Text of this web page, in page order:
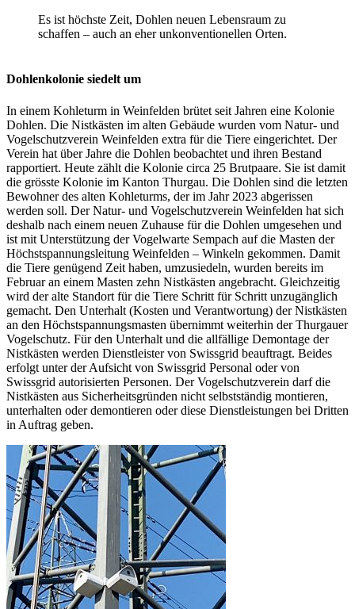
Es ist höchste Zeit, Dohlen neuen Lebensraum zu
schaffen – auch an eher unkonventionellen Orten.
Dohlenkolonie siedelt um
In einem Kohleturm in Weinfelden brütet seit Jahren eine Kolonie
Dohlen. Die Nistkästen im alten Gebäude wurden vom Natur- und
Vogelschutzverein Weinfelden extra für die Tiere eingerichtet. Der
Verein hat über Jahre die Dohlen beobachtet und ihren Bestand
rapportiert. Heute zählt die Kolonie circa 25 Brutpaare. Sie ist damit
die grösste Kolonie im Kanton Thurgau. Die Dohlen sind die letzten
Bewohner des alten Kohleturms, der im Jahr 2023 abgerissen
werden soll. Der Natur- und Vogelschutzverein Weinfelden hat sich
deshalb nach einem neuen Zuhause für die Dohlen umgesehen und
ist mit Unterstützung der Vogelwarte Sempach auf die Masten der
Höchstspannungsleitung Weinfelden – Winkeln gekommen. Damit
die Tiere genügend Zeit haben, umzusiedeln, wurden bereits im
Februar an einem Masten zehn Nistkästen angebracht. Gleichzeitig
wird der alte Standort für die Tiere Schritt für Schritt unzugänglich
gemacht. Den Unterhalt (Kosten und Verantwortung) der Nistkästen
an den Höchstspannungsmasten übernimmt weiterhin der Thurgauer
Vogelschutz. Für den Unterhalt und die allfällige Demontage der
Nistkästen werden Dienstleister von Swissgrid beauftragt. Beides
erfolgt unter der Aufsicht von Swissgrid Personal oder von
Swissgrid autorisierten Personen. Der Vogelschutzverein darf die
Nistkästen aus Sicherheitsgründen nicht selbstständig montieren,
unterhalten oder demontieren oder diese Dienstleistungen bei Dritten
in Auftrag geben.